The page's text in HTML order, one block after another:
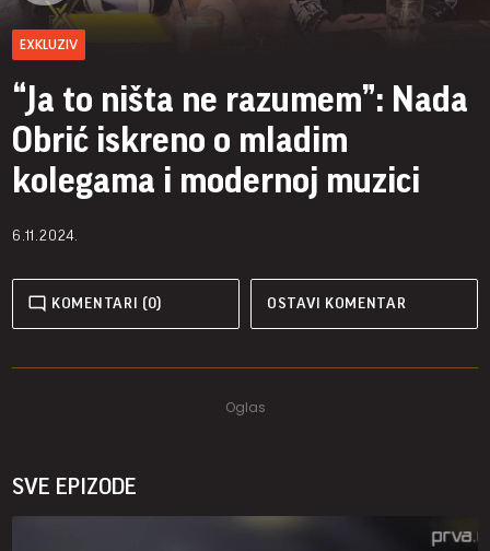
EXKLUZIV
“Ja to ništa ne razumem”: Nada
Obrić iskreno o mladim
kolegama i modernoj muzici
6.11.2024.
KOMENTARI (0) OSTAVI KOMENTAR
SVE EPIZODE